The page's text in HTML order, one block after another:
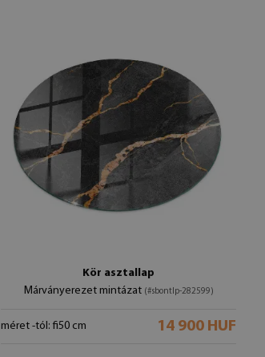
Kör asztallap
Márványerezet mintázat (#sbontlp-282599)
méret -tól: fi50 cm 14 900 HUF